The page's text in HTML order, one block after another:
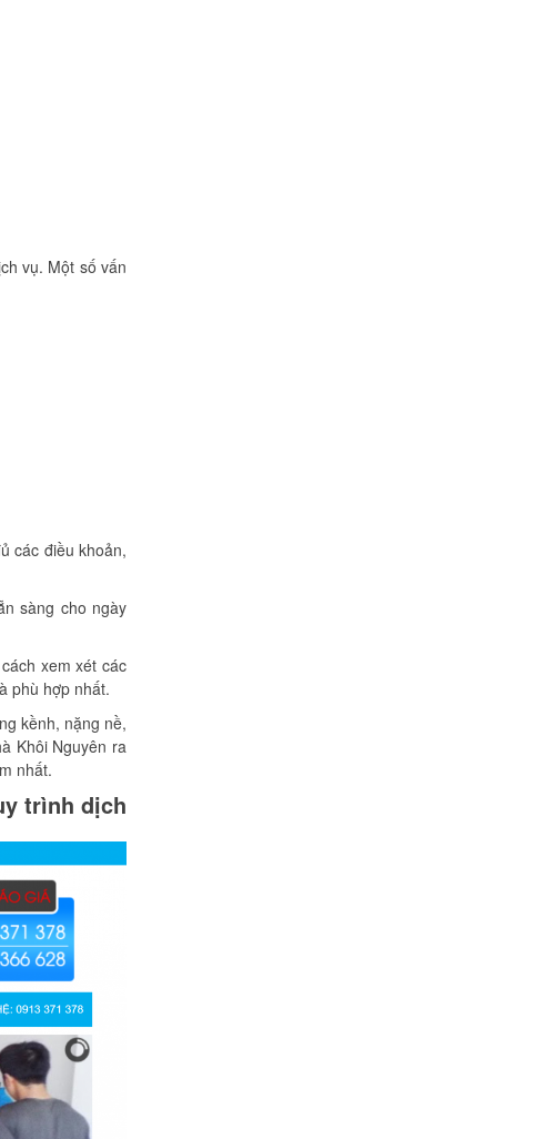
vụ. Một số vấn
các điều khoản,
sàng cho ngày
xem xét các
phù hợp nhất.
kềnh, nặng nề,
Khôi Nguyên ra
nhất.
trình dịch